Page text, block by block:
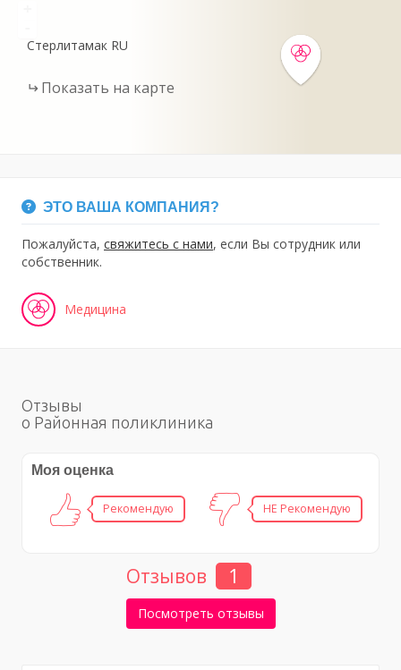
Стерлитамак RU
Показать на карте
ЭТО ВАША КОМПАНИЯ?
Пожалуйста, свяжитесь с нами, если Вы сотрудник или
собственник.
Медицина
Отзывы
о Районная поликлиника
Моя оценка
Рекомендую НЕ Рекомендую
Отзывов 1
Посмотреть отзывы